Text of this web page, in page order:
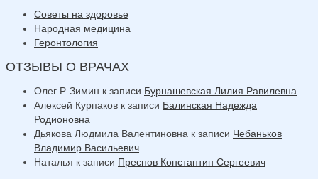
Советы на здоровье
Народная медицина
Геронтология
ОТЗЫВЫ О ВРАЧАХ
Олег Р. Зимин к записи Бурнашевская Лилия Равилевна
Алексей Курпаков к записи Балинская Надежда
Родионовна
Дьякова Людмила Валентиновна к записи Чебаньков
Владимир Васильевич
Наталья к записи Преснов Константин Сергеевич